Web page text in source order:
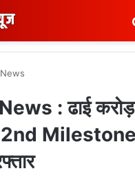
: ढाई करोड़